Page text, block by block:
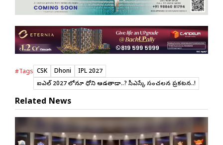
#Tags CSK Dhoni
IPL 2027
ఐపీఎల్ 2027 లోనూ ధోని ఆడతాడా..? సీఎస్కే సంచలన ప్రకటన..!
Related News